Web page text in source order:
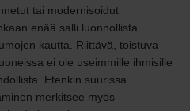
tai modernisoidut
enää salli luonnollista
kautta. Riittävä, toistuva
ei ole useimmille ihmisille
Etenkin suurissa
merkitsee myös